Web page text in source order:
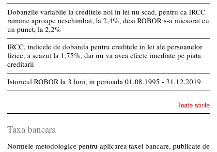
Dobanzile variabile la creditele noi in lei nu scad, pentru ca IRCC
ramane aproape neschimbat, la 2,4%, desi ROBOR s-a micsorat cu
un punct, la 2,2%
IRCC, indicele de dobanda pentru creditele in lei ale persoanelor
fizice, a scazut la 1,75%, dar nu va avea efecte imediate pe piata
creditarii
Istoricul ROBOR la 3 luni, in perioada 01.08.1995 - 31.12.2019
Toate stirile
Taxa bancara
Normele metodologice pentru aplicarea taxei bancare, publicate de